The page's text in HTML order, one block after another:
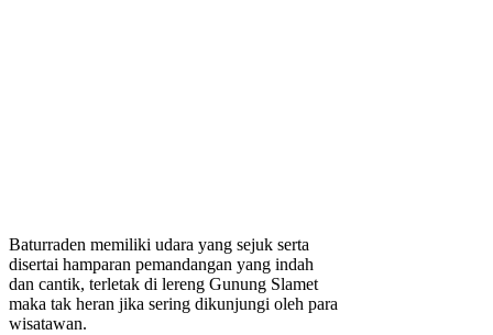
Baturraden memiliki udara yang sejuk serta
disertai hamparan pemandangan yang indah
dan cantik, terletak di lereng Gunung Slamet
maka tak heran jika sering dikunjungi oleh para
wisatawan.